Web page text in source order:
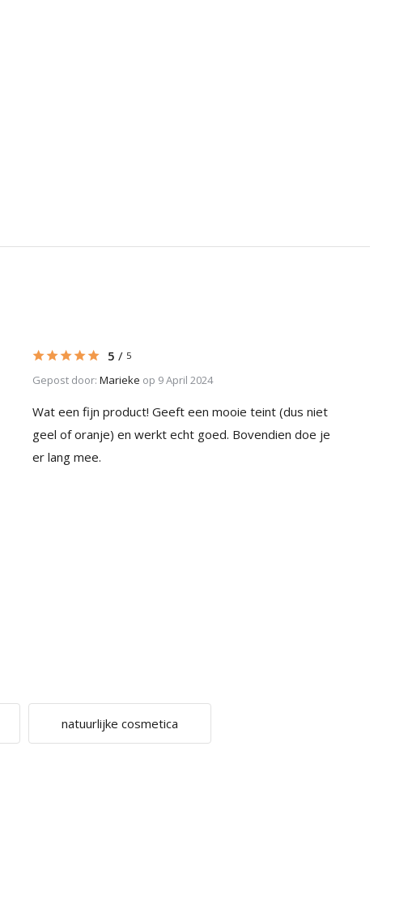
5 / 5
Gepost door:Marieke op 9 April 2024
Wat een fijn product! Geeft een mooie teint (dus niet
geel of oranje) en werkt echt goed. Bovendien doe je
er lang mee.
natuurlijke cosmetica